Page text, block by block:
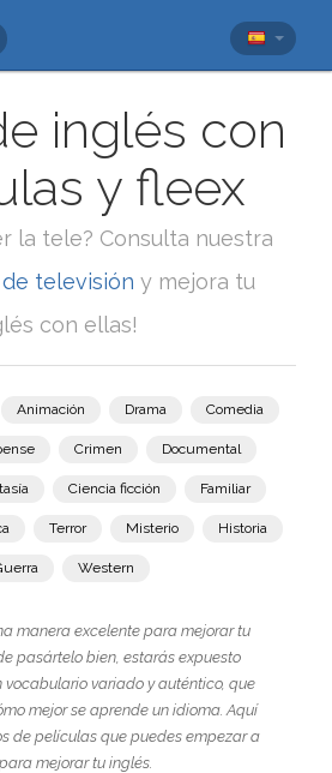
inglés con
y fleex
la tele? Consulta nuestra
televisión y mejora tu
con ellas!
Animación Drama Comedia
Crimen Documental
Ciencia ficción Familiar
Terror Misterio Historia
Western
manera excelente para mejorar tu
pasártelo bien, estarás expuesto
vocabulario variado y auténtico, que
mejor se aprende un idioma. Aquí
de películas que puedes empezar a
mejorar tu inglés.